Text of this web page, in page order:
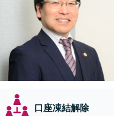
口座凍結解除